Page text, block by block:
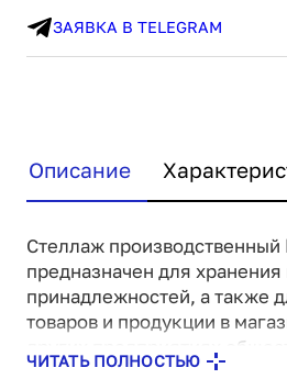
ЗАЯВКА В TELEGRAM
Описание
Стеллаж производственный
предназначен для
принадлежностей, а также
товаров и продукции в
других предприятиях
торговли. Оборудование
ЧИТАТЬ ПОЛНОСТЬЮ